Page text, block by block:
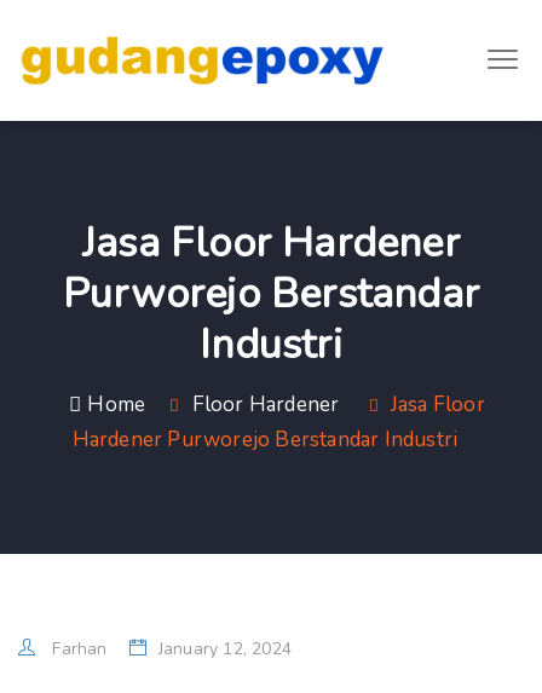
Jasa Floor Hardener
Purworejo Berstandar
Industri
Home Floor Hardener
Jasa Floor
Hardener Purworejo Berstandar Industri
Farhan January 12, 2024